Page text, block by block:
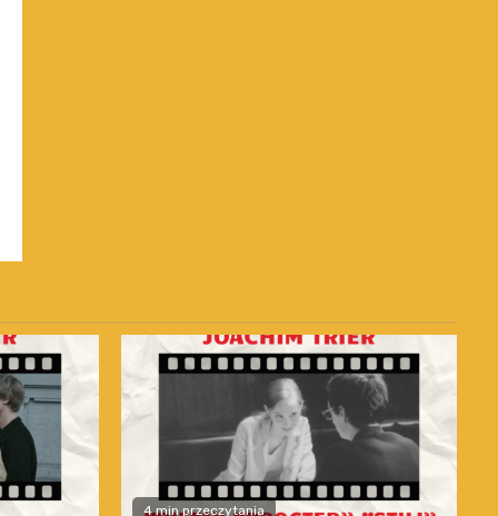
4 min przeczytania